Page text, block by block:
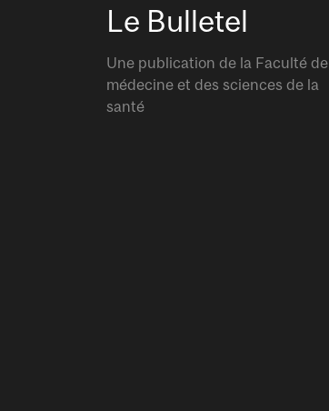
Le Bulletel
Une publication de la Faculté de
médecine et des sciences de la
santé